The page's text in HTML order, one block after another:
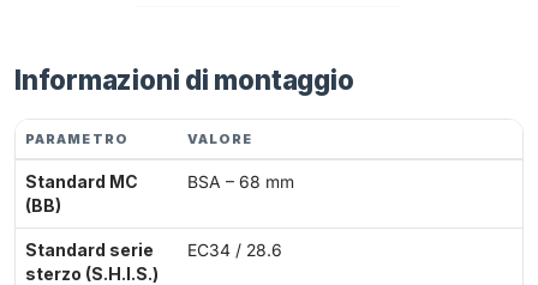
Informazioni di montaggio
PARAMETRO VALORE
Standard MC
(BB)
BSA – 68 mm
Standard serie
sterzo (S.H.I.S.)
EC34 / 28.6